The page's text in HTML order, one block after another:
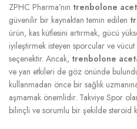
ZPHC Pharma’nın trenbolone
güvenilir bir kaynaktan temin edilen
ürün, kas kütlesini artırmak, gücü
iyileştirmek isteyen sporcular ve
seçenektir. Ancak, trenbolone
ve yan etkileri de göz önünde
kullanmadan önce bir sağlık
aşmamak önemlidir. Takviye Spor
bilinçli ve sorumlu bir şekilde steroid